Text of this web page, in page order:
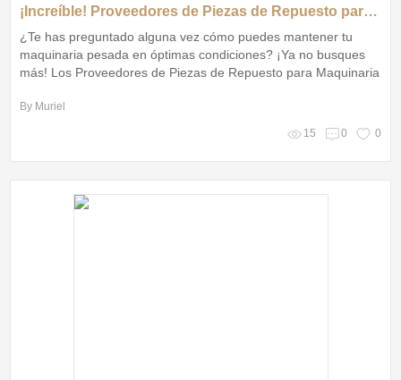
¡Increíble! Proveedores de Piezas de Repuesto para Maquinaria Pesada a Tu Alcance
¿Te has preguntado alguna vez cómo puedes mantener tu
maquinaria pesada en óptimas condiciones? ¡Ya no busques
más! Los Proveedores de Piezas de Repuesto para Maquinaria
asegurando que tu equipo siempre funcione como nuevo
By Muriel
15 0 0